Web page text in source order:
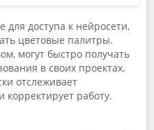
доступа к нейросети,
цветовые палитры.
могут быстро получать
в своих проектах.
отслеживает
корректирует работу.